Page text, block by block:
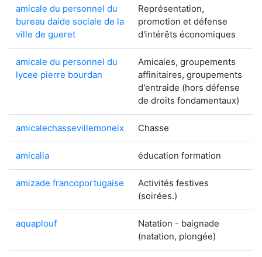
amicale du personnel du
bureau daide sociale de la
ville de gueret
Représentation,
promotion et défense
d'intérêts économiques
amicale du personnel du
lycee pierre bourdan
Amicales, groupements
affinitaires, groupements
d'entraide (hors défense
de droits fondamentaux)
amicalechassevillemoneix Chasse
amicalia éducation formation
amizade francoportugaise
Activités festives
(soirées.)
aquaplouf
Natation - baignade
(natation, plongée)